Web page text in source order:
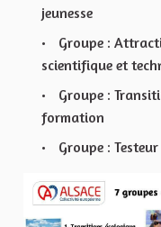
jeunesse
Groupe :
scientifique et
Groupe :
formation
Groupe :